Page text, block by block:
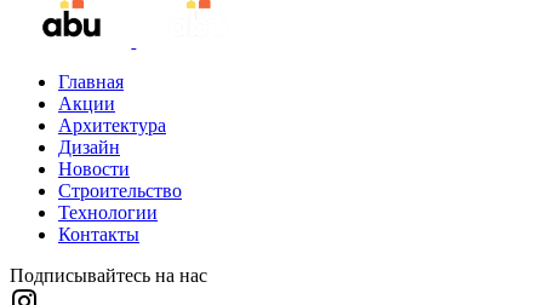
Главная
Акции
Архитектура
Дизайн
Новости
Строительство
Технологии
Контакты
Подписывайтесь на нас